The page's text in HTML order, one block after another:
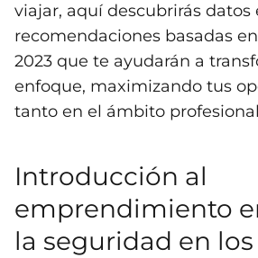
viajar, aquí descubrirás datos
recomendaciones basadas
2023 que te ayudarán a
enfoque, maximizando tus
tanto en el ámbito
Introducción al
emprendimiento
la seguridad en